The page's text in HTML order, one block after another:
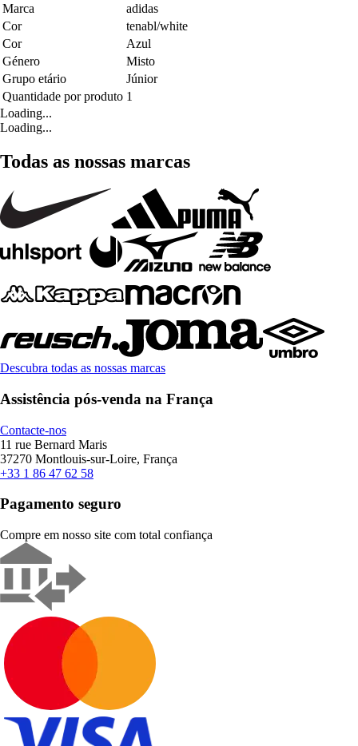
Marca
adidas
Cor
tenabl/white
Cor
Azul
Género
Misto
Grupo etário
Júnior
Quantidade por produto 1
Loading...
Loading...
Todas as nossas marcas
Descubra todas as nossas marcas
Assistência pós-venda na França
Contacte-nos
11 rue Bernard Maris
37270 Montlouis-sur-Loire, França
+33 1 86 47 62 58
Pagamento seguro
Compre em nosso site com total confiança